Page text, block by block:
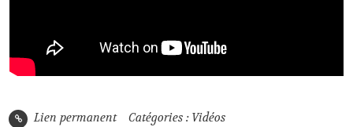
Lien permanent Catégories : Vidéos